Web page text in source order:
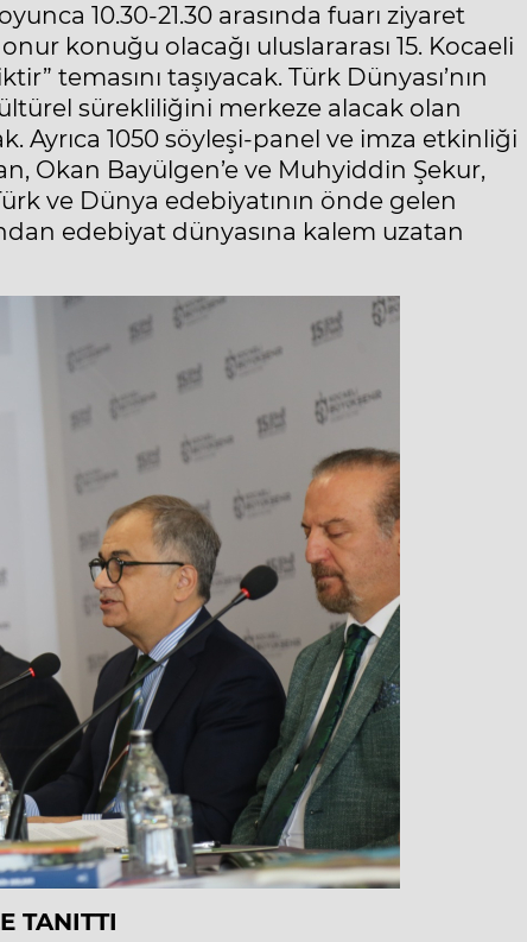
10.30-21.30 arasında fuarı ziyaret
konuğu olacağı uluslararası 15. Kocaeli
temasını taşıyacak. Türk Dünyası’nın
sürekliliğini merkeze alacak olan
Ayrıca 1050 söyleşi-panel ve imza etkinliği
Okan Bayülgen’e ve Muhyiddin Şekur,
ve Dünya edebiyatının önde gelen
edebiyat dünyasına kalem uzatan
TANITTI